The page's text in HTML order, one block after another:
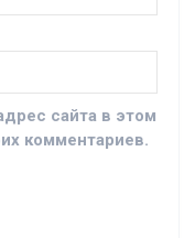
сайта в этом
комментариев.